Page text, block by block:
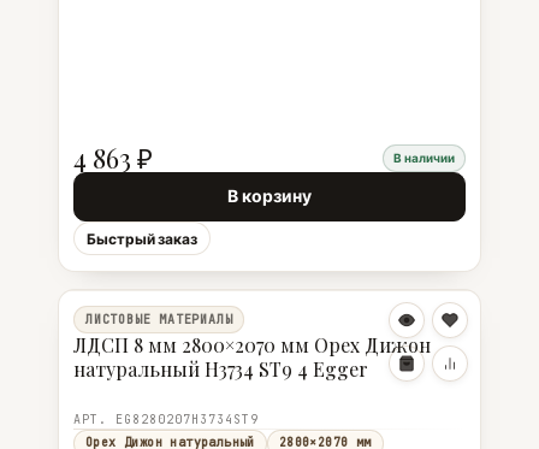
4 863 ₽ В наличии
В корзину
Быстрый заказ
ЛИСТОВЫЕ МАТЕРИАЛЫ
ЛДСП 8 мм 2800×2070 мм Орех Дижон
натуральный H3734 ST9 4 Egger
АРТ. EG8280207H3734ST9
Орех Дижон натуральный
2800×2070 мм